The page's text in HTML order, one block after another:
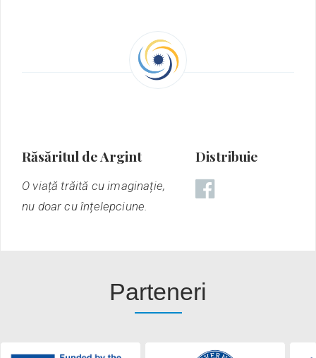
Răsăritul de Argint
O viață trăită cu imaginație,
nu doar cu înțelepciune.
Distribuie
Parteneri